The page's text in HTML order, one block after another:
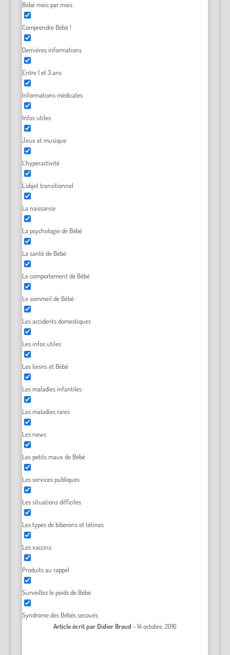
Bébé mois par mois
Comprendre Bébé !
Dernières informations
Entre 1 et 3 ans
Informations médicales
Infos utiles
Jeux et musique
L'hyperactivité
L'objet transitionnel
La naissance
La psychologie de Bébé
La santé de Bébé
Le comportement de Bébé
Le sommeil de Bébé
Les accidents domestiques
Les infos utiles
Les loisirs et Bébé
Les maladies infantiles
Les maladies rares
Les news
Les petits maux de Bébé
Les services publiques
Les situations difficiles
Les types de biberons et tétines
Les vaccins
Produits au rappel
Surveillez le poids de Bébé
Syndrome des Bébés secoués
Article écrit parDidier Braud -14 octobre, 2016